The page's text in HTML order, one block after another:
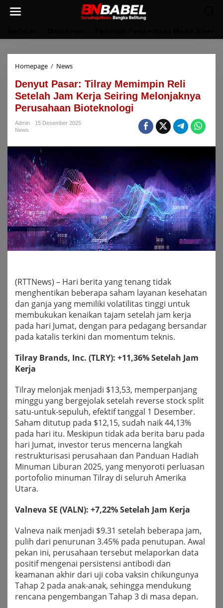
Homepage / NewsDenyut
Tilray
Memimpin
Reli
Setelah
Jam
Melonjaknya
Denyut Pasar: Tilray Memimpin Reli
Setelah Jam Kerja Seiring Melonjaknya
Perusahaan Bioteknologi
Admin
15 Desember 2025
News
(RTTNews) – Hari berita yang tenang tidak
menghentikan beberapa saham layanan kesehatan
dan ganja yang memiliki volatilitas tinggi untuk
membukukan kenaikan tajam setelah jam kerja
pada hari Jumat, dengan para pedagang bersandar
pada katalis terkini dan momentum teknis.
Tilray Brands, Inc. (TLRY): +11,36% Setelah Jam
Kerja
Tilray melonjak menjadi $13,53, memperpanjang
minggu yang bergejolak setelah reverse stock split
satu-untuk-sepuluh, efektif tanggal 1 Desember.
Saham ditutup pada $12,15, sudah naik 44,13%
pada hari itu. Meskipun tidak ada berita baru pada
hari Jumat, investor terus mencerna langkah
restrukturisasi perusahaan dan Panduan Hadiah
Minuman Liburan 2025, yang menyoroti perluasan
portofolio minuman Tilray di seluruh Amerika
Utara.
Valneva SE (VALN): +7,22% Setelah Jam Kerja
Valneva naik menjadi $9.31 setelah beberapa jam,
pulih dari penurunan 3.45% pada penutupan. Awal
pekan ini, perusahaan tersebut melaporkan data
positif mengenai persistensi antibodi dan
keamanan akhir dari uji coba vaksin chikungunya
Tahap 2 pada anak-anak, sehingga mendukung
rencana pengembangan Tahap 3 di masa depan.